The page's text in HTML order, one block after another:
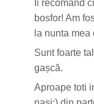
Ii recomand
bosfor! Am
la nunta
Sunt foarte
gașcă.
Aproape toti